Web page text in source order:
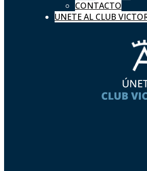
CONTACTO
UNETE AL CLUB